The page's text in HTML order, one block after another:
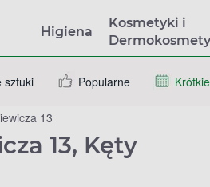
Higiena
Kosmetyki i
sztuki Popularne
13
13, Kęty